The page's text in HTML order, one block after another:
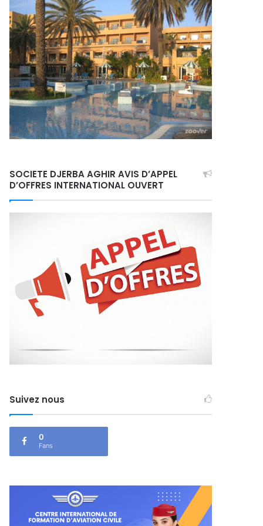
SOCIETE DJERBA AGHIR AVIS D’APPEL
D’OFFRES INTERNATIONAL OUVERT
Suivez nous
0
Fans